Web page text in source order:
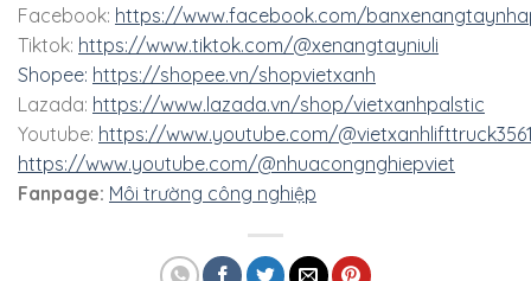
Facebook: https://www.facebook.com/
Tiktok: https://www.tiktok.com/@xenangtayniuli
Shopee: https://shopee.vn/shopvietxanh
Lazada: https://www.lazada.vn/shop/vietxanhpalstic
Youtube: https://www.youtube.com/
https://www.youtube.com/@nhuacongnghiepviet
Fanpage: Môi trường công nghiệp